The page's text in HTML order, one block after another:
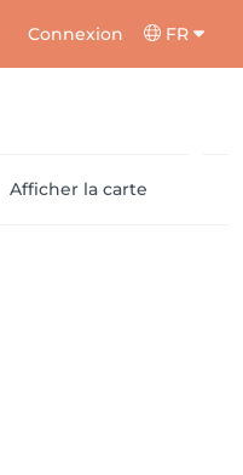
Connexion FR
Afficher la carte